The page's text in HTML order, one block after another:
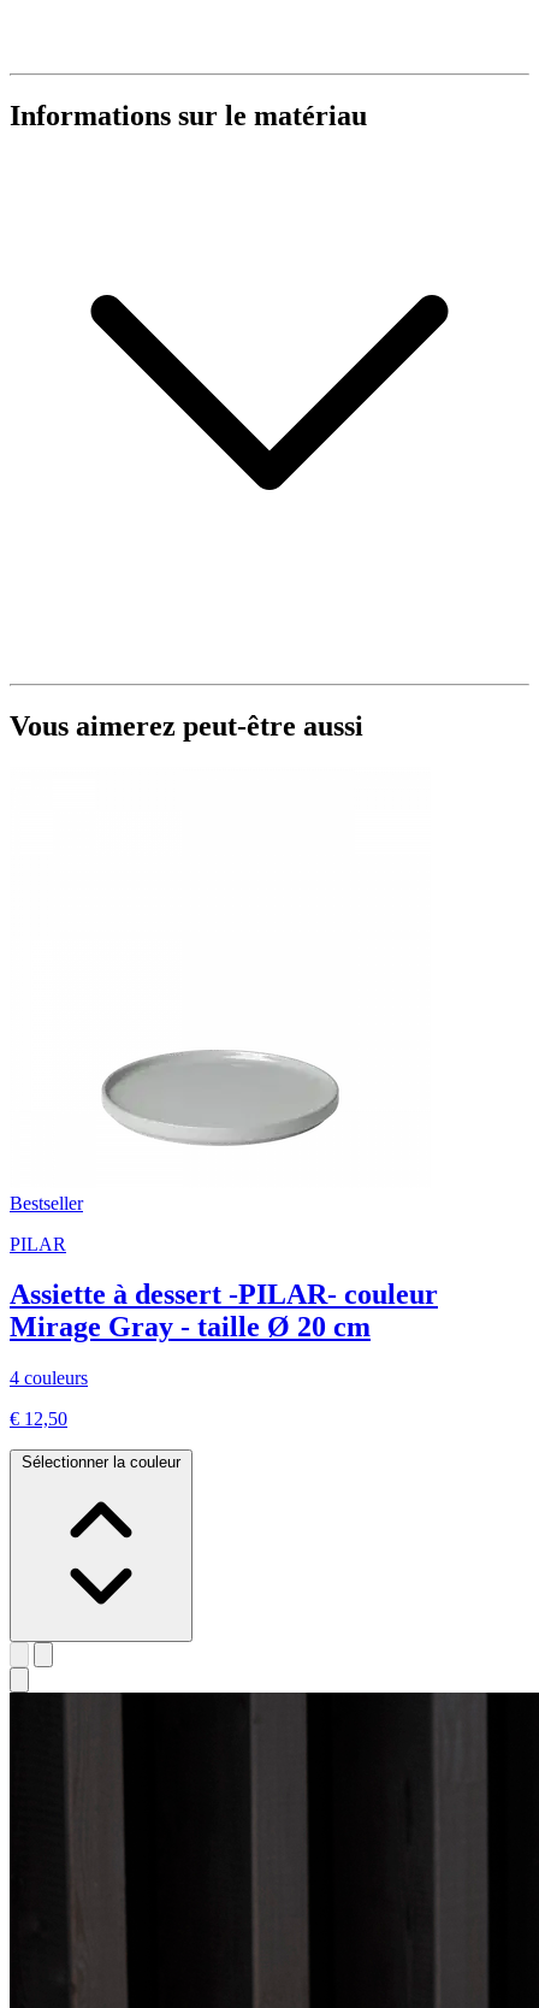
Informations sur le matériau
Vous aimerez peut-être aussi
Bestseller
PILAR
Assiette à dessert -PILAR- couleur
Mirage Gray - taille Ø 20 cm
4 couleurs
€ 12,50
Sélectionner la couleur